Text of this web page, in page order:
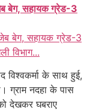
बेग, सहायक ग्रेड-3
बेग, सहायक ग्रेड-3
विभाग...
विश्वकर्मा के साथ हुई,
ग्राम नदहा के पास
देखकर घबराए